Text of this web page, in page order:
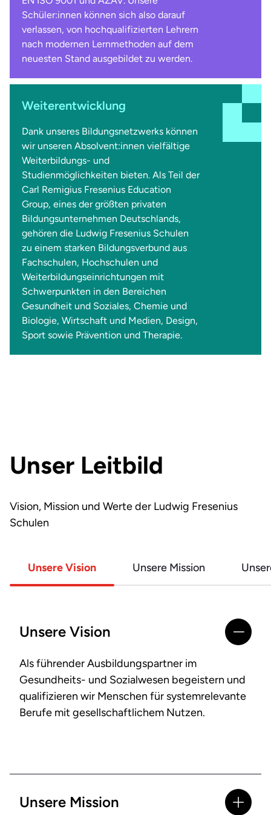
Schüler:innen können sich also darauf
verlassen, von hochqualifizierten Lehrern
nach modernen Lernmethoden auf dem
neuesten Stand ausgebildet zu werden.
Weiterentwicklung
Dank unseres Bildungsnetzwerks können
wir unseren Absolvent:innen vielfältige
Weiterbildungs- und
Studienmöglichkeiten bieten. Als Teil der
Carl Remigius Fresenius Education
Group, eines der größten privaten
Bildungsunternehmen Deutschlands,
gehören die Ludwig Fresenius Schulen
zu einem starken Bildungsverbund aus
Fachschulen, Hochschulen und
Weiterbildungseinrichtungen mit
Schwerpunkten in den Bereichen
Gesundheit und Soziales, Chemie und
Biologie, Wirtschaft und Medien, Design,
Sport sowie Prävention und Therapie.
Unser Leitbild
Vision, Mission und Werte der Ludwig Fresenius
Schulen
Unsere Vision Unsere Mission
Unsere Vision
Als führender Ausbildungspartner im
Gesundheits- und Sozialwesen begeistern und
qualifizieren wir Menschen für systemrelevante
Berufe mit gesellschaftlichem Nutzen.
Unsere Mission